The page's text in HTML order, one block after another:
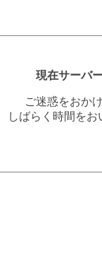
現在サーバ
ご迷惑をおか
しばらく時間を